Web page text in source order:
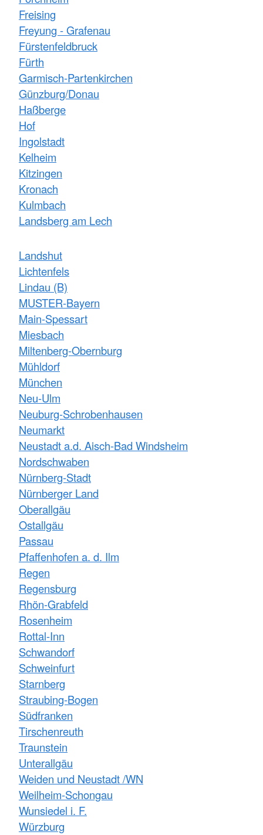
Freising
Freyung - Grafenau
Fürstenfeldbruck
Fürth
Garmisch-Partenkirchen
Günzburg/Donau
Haßberge
Hof
Ingolstadt
Kelheim
Kitzingen
Kronach
Kulmbach
Landsberg am Lech
Landshut
Lichtenfels
Lindau (B)
MUSTER-Bayern
Main-Spessart
Miesbach
Miltenberg-Obernburg
Mühldorf
München
Neu-Ulm
Neuburg-Schrobenhausen
Neumarkt
Neustadt a.d. Aisch-Bad Windsheim
Nordschwaben
Nürnberg-Stadt
Nürnberger Land
Oberallgäu
Ostallgäu
Passau
Pfaffenhofen a. d. Ilm
Regen
Regensburg
Rhön-Grabfeld
Rosenheim
Rottal-Inn
Schwandorf
Schweinfurt
Starnberg
Straubing-Bogen
Südfranken
Tirschenreuth
Traunstein
Unterallgäu
Weiden und Neustadt /WN
Weilheim-Schongau
Wunsiedel i. F.
Würzburg